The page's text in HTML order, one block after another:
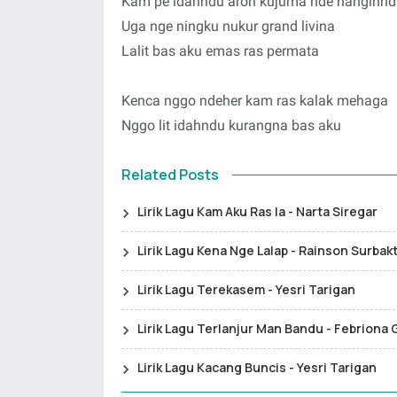
Uga nge ningku nukur grand livina
Lalit bas aku emas ras permata
Kenca nggo ndeher kam ras kalak mehaga
Nggo lit idahndu kurangna bas aku
Related Posts
Lirik Lagu Kam Aku Ras Ia - Narta Siregar
Lirik Lagu Kena Nge Lalap - Rainson
Lirik Lagu Terekasem - Yesri Tarigan
Lirik Lagu Terlanjur Man Bandu - Febriona
Lirik Lagu Kacang Buncis - Yesri Tarigan